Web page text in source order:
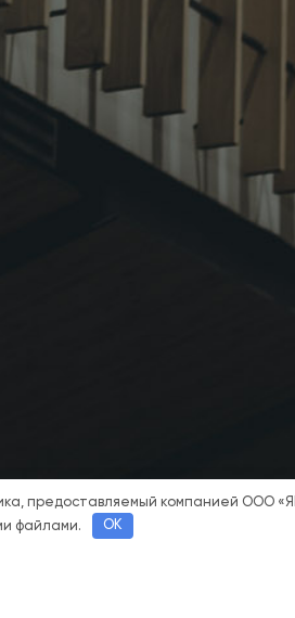
предоставляемый компанией ООО
файлами.
OK